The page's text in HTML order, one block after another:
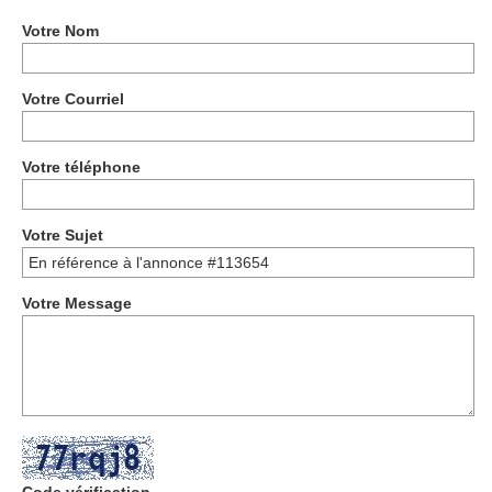
Votre Nom
Votre Courriel
Votre téléphone
Votre Sujet
Votre Message